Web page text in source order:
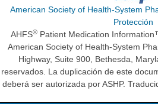
American Society of Health-System
Protección
AHFS® Patient Medication
American Society of Health-System
Highway, Suite 900, Bethesda,
reservados. La duplicación de este
deberá ser autorizada por ASHP.